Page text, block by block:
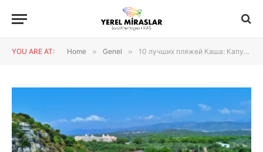
YOU ARE AT: Home » Genel » 10 лучших пляжей Каша: Капуташ, Патара и красивые бухты